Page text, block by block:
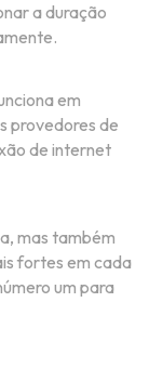
a duração
em
provedores de
de internet
mas também
fortes em cada
um para